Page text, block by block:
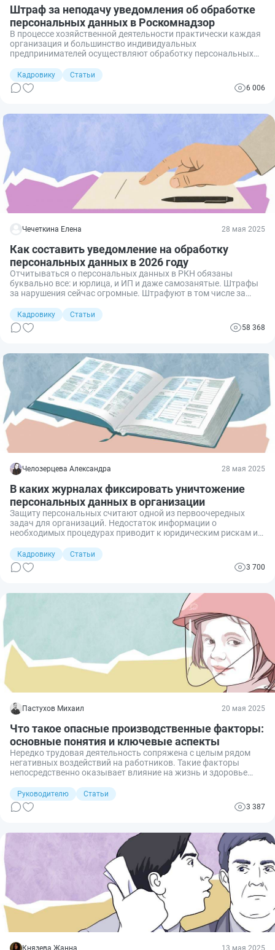
Штраф за неподачу уведомления об обработке
персональных данных в Роскомнадзор
В процессе хозяйственной деятельности практически каждая
организация и большинство индивидуальных
предпринимателей осуществляют обработку персональных
необходимо подать в органы Роскомнадзора
соответствующее уведомление. Разберем, кто и как обязан
подать уведомление об обработке персональных данных в
этого документа.
Кадровику
Статьи
6 006
Чечеткина Елена 28 мая 2025
Как составить уведомление на обработку
персональных данных в 2026 году
Отчитываться о персональных данных в РКН обязаны
буквально все: и юрлица, и ИП и даже самозанятые. Штрафы
за нарушения сейчас огромные. Штрафуют в том числе за
уведомления на обработку персональных данных в 2026 году
и о правилах его заполнения.
Кадровику
Статьи
58 368
Челозерцева Александра 28 мая 2025
В каких журналах фиксировать уничтожение
персональных данных в организации
Защиту персональных считают одной из первоочередных
задач для организаций. Недостаток информации о
необходимых процедурах приводит к юридическим рискам и
правильное ведение журналов помогает не только в случае
аудита, но и смягчает последствия при возникновении
конфликтных ситуаций. Поделюсь опытом и расскажу о том, в
персональных данных для обеспечения безопасности
Кадровику
Статьи
3 700
Пастухов Михаил 20 мая 2025
Что такое опасные производственные факторы:
основные понятия и ключевые аспекты
Нередко трудовая деятельность сопряжена с целым рядом
негативных воздействий на работников. Такие факторы
непосредственно оказывает влияние на жизнь и здоровье
государство разрабатывает различные меры по их
определению и классификации. Так, на законодательном
уровне определены опасные производственные факторы.
которые необходимо знать, и ключевые аспекты.
Руководителю
Статьи
3 387
Князева Жанна 13 мая 2025